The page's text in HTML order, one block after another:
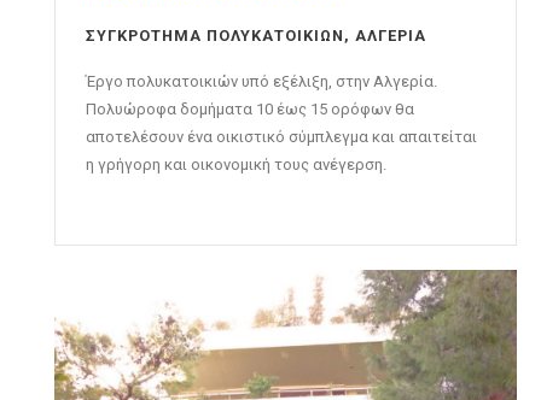
ΣΥΓΚΡΌΤΗΜΑ ΠΟΛΥΚΑΤΟΙΚΙΏΝ, ΑΛΓΕΡΊΑ
Έργο πολυκατοικιών υπό εξέλιξη, στην Αλγερία.
Πολυώροφα δομήματα 10 έως 15 ορόφων θα
αποτελέσουν ένα οικιστικό σύμπλεγμα και απαιτείται
η γρήγορη και οικονομική τους ανέγερση.